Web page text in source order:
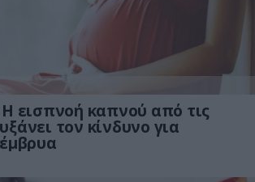
εισπνοή καπνού από τις
τον κίνδυνο για